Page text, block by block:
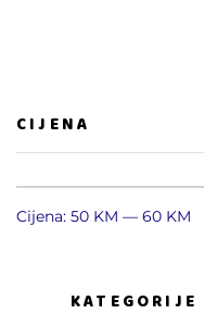
CIJENA
Cijena: 50 KM — 60 KM
KATEGORIJE